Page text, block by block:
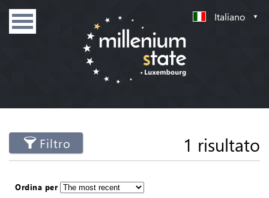
Italiano
Filtro 1 risultato
Ordina per